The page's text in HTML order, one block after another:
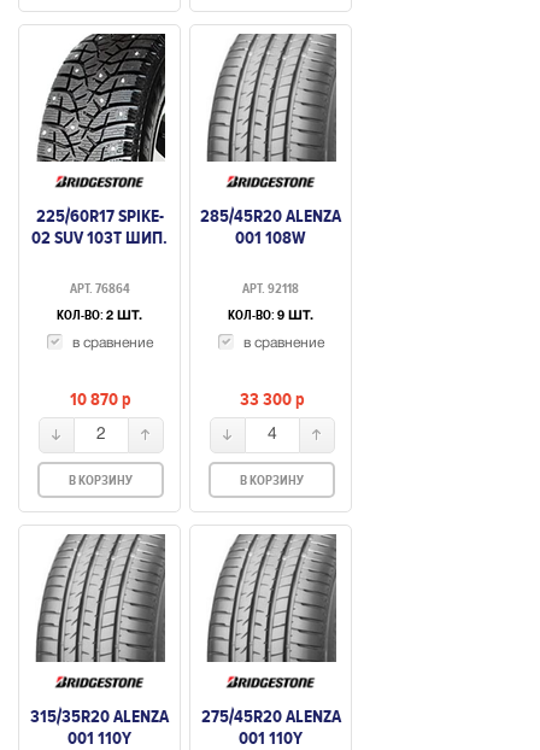
225/60R17 SPIKE-
02 SUV 103T ШИП.
АРТ. 76864
КОЛ-ВО: 2 ШТ.
в сравнение
10 870p
2
В КОРЗИНУ
285/45R20 ALENZA
001 108W
АРТ. 92118
КОЛ-ВО: 9 ШТ.
в сравнение
33 300p
4
В КОРЗИНУ
315/35R20 ALENZA
001 110Y
275/45R20 ALENZA
001 110Y